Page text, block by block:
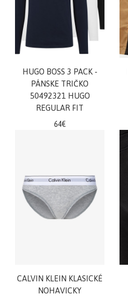
doplnky
ŽENY
Plavky/plážové
oblečenie
Podprsenky
Doplnky/kabelky
Tričká/
Mikiny
Svetre/Pulóvre
HUGO BOSS 3 PACK -
PÁNSKE TRIČKO
50492321 HUGO
REGULAR FIT
64€
CALVIN KLEIN KLASICKÉ
NOHAVICKY